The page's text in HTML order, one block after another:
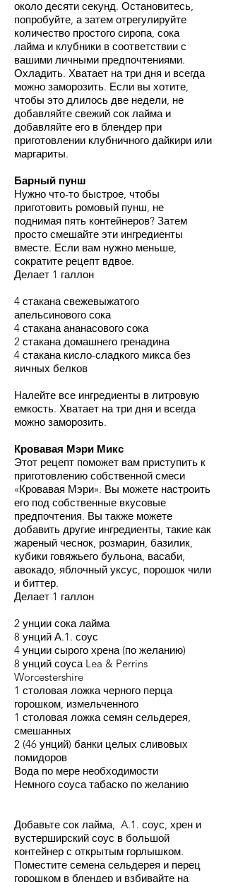
около десяти секунд. Остановитесь,
попробуйте, а затем отрегулируйте
количество простого сиропа, сока
лайма и клубники в соответствии с
вашими личными предпочтениями.
Охладить. Хватает на три дня и всегда
можно заморозить. Если вы хотите,
чтобы это длилось две недели, не
добавляйте свежий сок лайма и
добавляйте его в блендер при
приготовлении клубничного дайкири или
маргариты.
Барный пунш
Нужно что-то быстрое, чтобы
приготовить ромовый пунш, не
поднимая пять контейнеров? Затем
просто смешайте эти ингредиенты
вместе. Если вам нужно меньше,
сократите рецепт вдвое.
Делает 1 галлон
4 стакана свежевыжатого
апельсинового сока
4 стакана ананасового сока
2 стакана домашнего гренадина
4 стакана кисло-сладкого микса без
яичных белков
Налейте все ингредиенты в литровую
емкость. Хватает на три дня и всегда
можно заморозить.
Кровавая Мэри Микс
Этот рецепт поможет вам приступить к
приготовлению собственной смеси
«Кровавая Мэри». Вы можете настроить
его под собственные вкусовые
предпочтения. Вы также можете
добавить другие ингредиенты, такие как
жареный чеснок, розмарин, базилик,
кубики говяжьего бульона, васаби,
авокадо, яблочный уксус, порошок чили
и биттер.
Делает 1 галлон
2 унции сока лайма
8 унций А.1. соус
4 унции сырого хрена (по желанию)
8 унций соуса Lea & Perrins
Worcestershire
1 столовая ложка черного перца
горошком, измельченного
1 столовая ложка семян сельдерея,
смешанных
2 (46 унций) банки целых сливовых
помидоров
Вода по мере необходимости
Немного соуса табаско по желанию
Добавьте сок лайма, A.1. соус, хрен и
вустерширский соус в большой
контейнер с открытым горлышком.
Поместите семена сельдерея и перец
горошком в блендер и взбивайте на